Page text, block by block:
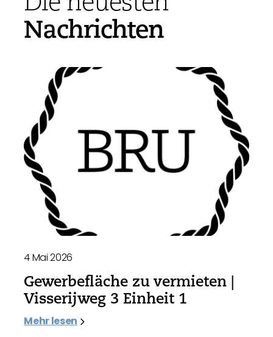
Nachrichten
4 Mai 2026
Gewerbefläche zu vermieten |
Visserijweg 3 Einheit 1
Mehr lesen